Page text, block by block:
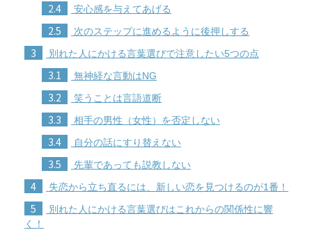
2.4 安心感を与えてあげる
2.5 次のステップに進めるように後押しする
3 別れた人にかける言葉選びで注意したい5つの点
3.1 無神経な言動はNG
3.2 笑うことは言語道断
3.3 相手の男性（女性）を否定しない
3.4 自分の話にすり替えない
3.5 先輩であっても説教しない
4 失恋から立ち直るには、新しい恋を見つけるのが1番！
5
別れた人にかける言葉選びはこれからの関係性に響
く！